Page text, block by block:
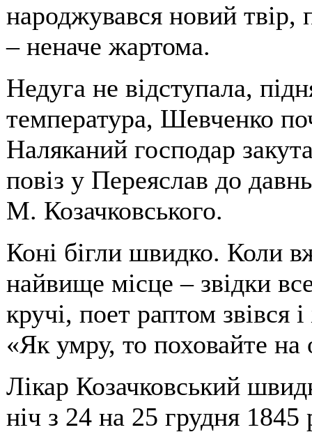
народжувався новий твір,
– неначе жартома.
Недуга не відступала,
температура, Шевченко
Наляканий господар
повіз у Переяслав до
М. Козачковського.
Коні бігли швидко. Коли
найвище місце – звідки
кручі, поет раптом
«Як умру, то поховайте на
Лікар Козачковський
ніч з 24 на 25 грудня